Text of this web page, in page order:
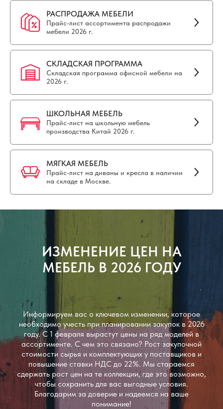
РАСПРОДАЖА МЕБЕЛИ
Прайс-лист ассортимента распродажи
мебели 2026 г.
СКЛАДСКАЯ ПРОГРАММА
Складская программа офисной мебели на
2026 г.
ШКОЛЬНАЯ МЕБЕЛЬ
Прайс-лист на школьную мебель
производства Китай 2026 г.
МЯГКАЯ МЕБЕЛЬ
Прайс-лист на диваны и кресла в наличии
на складе в Москве.
ИЗМЕНЕНИЕ ЦЕН НА
МЕБЕЛЬ В 2026 ГОДУ
Информируем вас о ключевом изменении, которое
необходимо учесть при планировании закупок в 2026
году. С 1 февраля вырастут цены на ряд моделей в
ассортименте. С чем это связано? Рост закупочной
стоимости сырья и комплектующих у поставщиков и
повышение ставки НДС до 22%. Мы стараемся
сдержать рост цен на те коллекции, где это возможно,
чтобы сохранить для вас выгодные условия.
Благодарим за доверие и надеемся на ваше
понимание!